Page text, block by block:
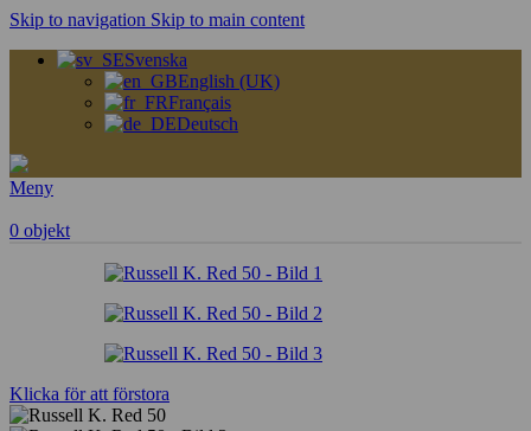
Skip to navigation Skip to main content
Svenska
English (UK)
Français
Deutsch
Meny
0 objekt
Klicka för att förstora